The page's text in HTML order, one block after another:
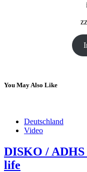
You May Also Like
Deutschland
Video
DISKO /
life